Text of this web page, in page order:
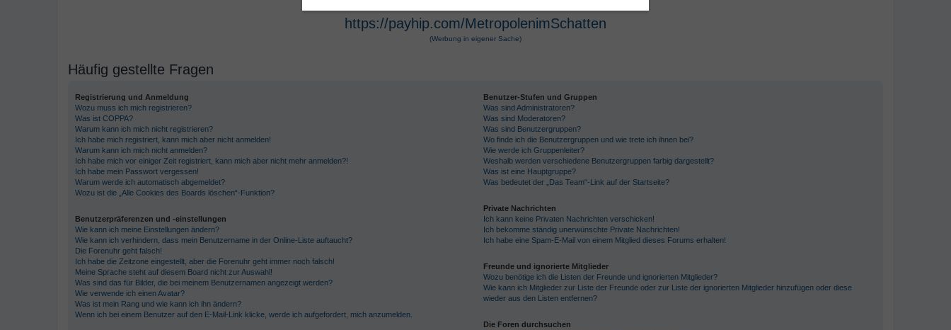
https://payhip.com/MetropolenimSchatten
(Werbung in eigener Sache)
Häufig gestellte Fragen
Registrierung und Anmeldung
Wozu muss ich mich registrieren?
Was ist COPPA?
Warum kann ich mich nicht registrieren?
Ich habe mich registriert, kann mich aber nicht anmelden!
Warum kann ich mich nicht anmelden?
Ich habe mich vor einiger Zeit registriert, kann mich aber nicht mehr anmelden?!
Ich habe mein Passwort vergessen!
Warum werde ich automatisch abgemeldet?
Wozu ist die „Alle Cookies des Boards löschen“-Funktion?
Benutzerpräferenzen und -einstellungen
Wie kann ich meine Einstellungen ändern?
Wie kann ich verhindern, dass mein Benutzername in der Online-Liste auftaucht?
Die Forenuhr geht falsch!
Ich habe die Zeitzone eingestellt, aber die Forenuhr geht immer noch falsch!
Meine Sprache steht auf diesem Board nicht zur Auswahl!
Was sind das für Bilder, die bei meinem Benutzernamen angezeigt werden?
Wie verwende ich einen Avatar?
Was ist mein Rang und wie kann ich ihn ändern?
Wenn ich bei einem Benutzer auf den E-Mail-Link klicke, werde ich aufgefordert, mich anzumelden.
Benutzer-Stufen und Gruppen
Was sind Administratoren?
Was sind Moderatoren?
Was sind Benutzergruppen?
Wo finde ich die Benutzergruppen und wie trete ich ihnen bei?
Wie werde ich Gruppenleiter?
Weshalb werden verschiedene Benutzergruppen farbig dargestellt?
Was ist eine Hauptgruppe?
Was bedeutet der „Das Team“-Link auf der Startseite?
Private Nachrichten
Ich kann keine Privaten Nachrichten verschicken!
Ich bekomme ständig unerwünschte Private Nachrichten!
Ich habe eine Spam-E-Mail von einem Mitglied dieses Forums erhalten!
Freunde und ignorierte Mitglieder
Wozu benötige ich die Listen der Freunde und ignorierten Mitglieder?
Wie kann ich Mitglieder zur Liste der Freunde oder zur Liste der ignorierten Mitglieder hinzufügen oder diese
wieder aus den Listen entfernen?
Die Foren durchsuchen